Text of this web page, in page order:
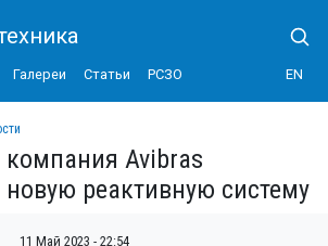
Галереи Статьи РСЗО EN
Avibras представила новую реактивную систему
компания Avibras
новую реактивную систему
11 Май 2023 - 22:54